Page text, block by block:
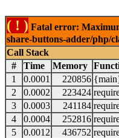
( ! ) Fatal error:
share-buttons-adder/php/
Call Stack
#
Time Memory
1
0.0001 220856
2
0.0002 223424
3
0.0003 241184
4
0.0004 252816
5
0.0012 436752